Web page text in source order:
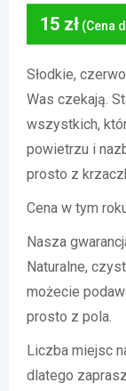
15 zł (Cena
Słodkie,
Was czekają.
wszystkich,
powietrzu i
prosto z
Cena w tym
Nasza
Naturalne,
możecie
prosto z pola.
Liczba miejsc
dlatego